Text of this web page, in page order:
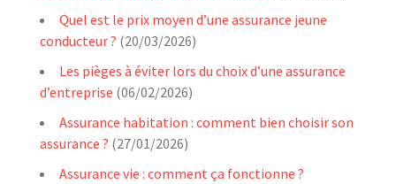
Quel est le prix moyen d’une assurance jeune
conducteur ? (20/03/2026)
Les pièges à éviter lors du choix d’une assurance
d’entreprise (06/02/2026)
Assurance habitation : comment bien choisir son
assurance ? (27/01/2026)
Assurance vie : comment ça fonctionne ?